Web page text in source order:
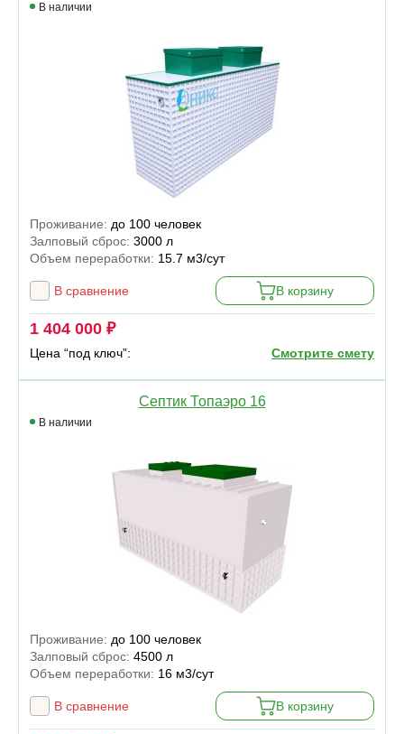
В наличии
Проживание: до 100 человек
Залповый сброс: 3000 л
Объем переработки: 15.7 м3/сут
В сравнение В корзину
1 404 000 ₽
Цена “под ключ”: Смотрите смету
Септик Топаэро 16
В наличии
Проживание: до 100 человек
Залповый сброс: 4500 л
Объем переработки: 16 м3/сут
В сравнение В корзину